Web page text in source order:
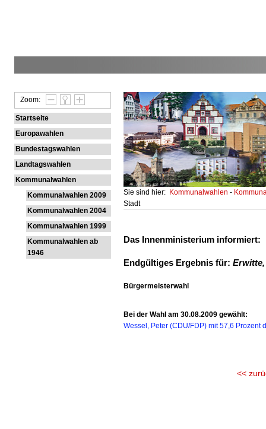
Zoom:
Startseite
Europawahlen
Bundestagswahlen
Landtagswahlen
Kommunalwahlen
Kommunalwahlen 2009
Kommunalwahlen 2004
Kommunalwahlen 1999
Kommunalwahlen ab
1946
Sie sind hier: Kommunalwahlen-
Stadt
Das Innenministerium informiert:
Endgültiges Ergebnis für:
Bürgermeisterwahl
Bei der Wahl am 30.08.2009 gewählt:
Wessel, Peter (CDU/FDP) mit 57,6 Prozent
<<